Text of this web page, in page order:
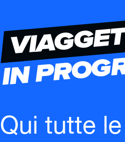
IN
Qui tutte